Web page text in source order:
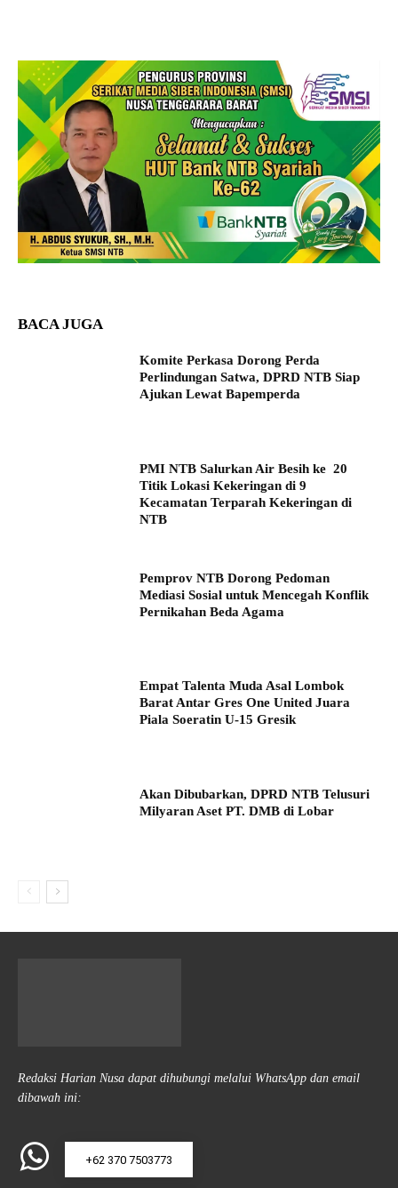
BACA JUGA
Komite Perkasa Dorong Perda
Perlindungan Satwa, DPRD NTB Siap
Ajukan Lewat Bapemperda
PMI NTB Salurkan Air Besih ke 20
Titik Lokasi Kekeringan di 9
Kecamatan Terparah Kekeringan di
NTB
Pemprov NTB Dorong Pedoman
Mediasi Sosial untuk Mencegah Konflik
Pernikahan Beda Agama
Empat Talenta Muda Asal Lombok
Barat Antar Gres One United Juara
Piala Soeratin U-15 Gresik
Akan Dibubarkan, DPRD NTB Telusuri
Milyaran Aset PT. DMB di Lobar
Redaksi Harian Nusa dapat dihubungi melalui WhatsApp dan email
dibawah ini:
+62 370 7503773